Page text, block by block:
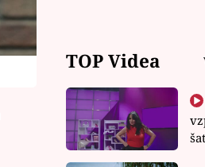
TOP Videa